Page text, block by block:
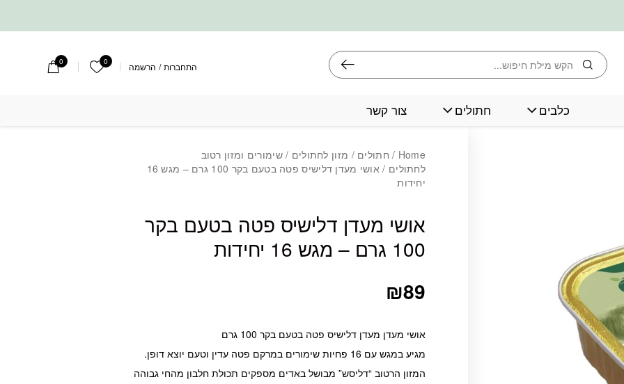
התחברות / הרשמה 0 הרשימה שלי
0 חיפוש
כלבים חתולים צור קשר
Home
/ חתולים / מזון לחתולים /שימורים ומזון רטוב
לחתולים
/ אושי מעדן דלישיס פטה בטעם בקר 100 גרם – מגש 16
יחידות
אושי מעדן דלישיס פטה בטעם בקר
100 גרם – מגש 16 יחידות
₪89
אושי מעדן מעדן דלישיס פטה בטעם בקר 100 גרם
מגיע במגש עם 16 פחיות שימורים במרקם פטה עדין וטעם יוצא דופן.
המזון הרטוב “דליסש” מבושל באדים מספקים תכולת חלבון מהחי גבוהה